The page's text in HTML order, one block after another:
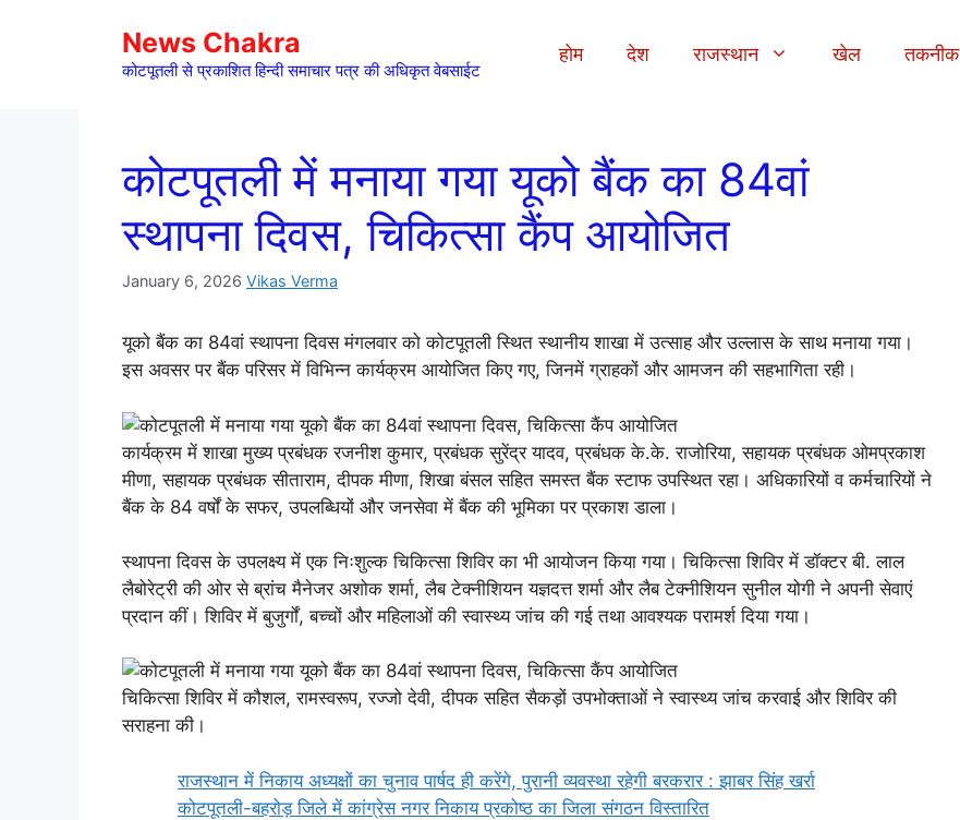
News Chakra
कोटपूतली से प्रकाशित हिन्दी समाचार पत्र की अधिकृत वेबसाईट
होम देश राजस्थान खेल तकनीक
कोटपूतली में मनाया गया यूको बैंक का 84वां
स्थापना दिवस, चिकित्सा कैंप आयोजित
January 6, 2026 Vikas Verma
यूको बैंक का 84वां स्थापना दिवस मंगलवार को कोटपूतली स्थित स्थानीय शाखा में उत्साह और उल्लास के साथ मनाया गया।
इस अवसर पर बैंक परिसर में विभिन्न कार्यक्रम आयोजित किए गए, जिनमें ग्राहकों और आमजन की सहभागिता रही।
कार्यक्रम में शाखा मुख्य प्रबंधक रजनीश कुमार, प्रबंधक सुरेंद्र यादव, प्रबंधक के.के. राजोरिया, सहायक प्रबंधक ओमप्रकाश
मीणा, सहायक प्रबंधक सीताराम, दीपक मीणा, शिखा बंसल सहित समस्त बैंक स्टाफ उपस्थित रहा। अधिकारियों व कर्मचारियों ने
बैंक के 84 वर्षों के सफर, उपलब्धियों और जनसेवा में बैंक की भूमिका पर प्रकाश डाला।
स्थापना दिवस के उपलक्ष्य में एक निःशुल्क चिकित्सा शिविर का भी आयोजन किया गया। चिकित्सा शिविर में डॉक्टर बी. लाल
लैबोरेट्री की ओर से ब्रांच मैनेजर अशोक शर्मा, लैब टेक्नीशियन यज्ञदत्त शर्मा और लैब टेक्नीशियन सुनील योगी ने अपनी सेवाएं
प्रदान कीं। शिविर में बुजुर्गों, बच्चों और महिलाओं की स्वास्थ्य जांच की गई तथा आवश्यक परामर्श दिया गया।
चिकित्सा शिविर में कौशल, रामस्वरूप, रज्जो देवी, दीपक सहित सैकड़ों उपभोक्ताओं ने स्वास्थ्य जांच करवाई और शिविर की
सराहना की।
राजस्थान में निकाय अध्यक्षों का चुनाव पार्षद ही करेंगे, पुरानी व्यवस्था रहेगी बरकरार : झाबर सिंह खर्रा
कोटपूतली-बहरोड़ जिले में कांग्रेस नगर निकाय प्रकोष्ठ का जिला संगठन विस्तारित